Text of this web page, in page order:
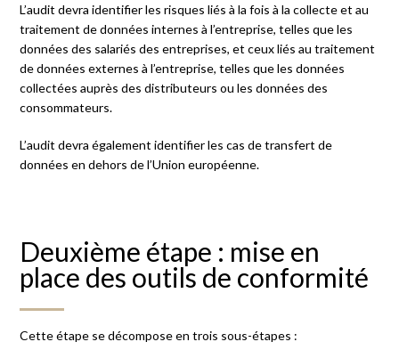
L’audit devra identifier les risques liés à la fois à la collecte et au
traitement de données internes à l’entreprise, telles que les
données des salariés des entreprises, et ceux liés au traitement
de données externes à l’entreprise, telles que les données
collectées auprès des distributeurs ou les données des
consommateurs.
L’audit devra également identifier les cas de transfert de
données en dehors de l’Union européenne.
Deuxième étape : mise en
place des outils de conformité
Cette étape se décompose en trois sous-étapes :